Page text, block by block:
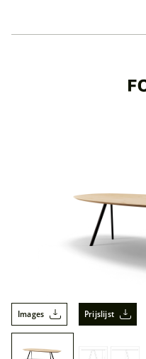
Images Prijslijst